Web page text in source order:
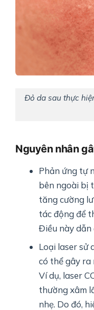
Đỏ da sau thực
Nguyên nhân
Phản ứng tự
bên ngoài bị
tăng cường
tác động để
Điều này dẫn
Loại laser sử
có thể gây ra
Ví dụ, laser
thường xâm
nhẹ. Do đó,